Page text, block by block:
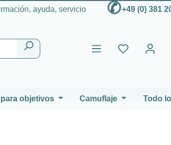
ayuda, servicio ✆+49 (0) 381
objetivos Camuflaje Todo